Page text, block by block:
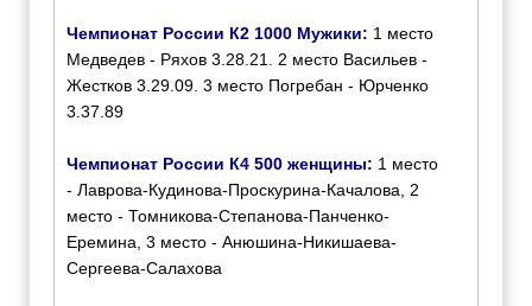
Чемпионат России К2 1000 Мужики: 1 место
Медведев - Ряхов 3.28.21. 2 место Васильев -
Жестков 3.29.09. 3 место Погребан - Юрченко
3.37.89
Чемпионат России К4 500 женщины: 1 место
- Лаврова-Кудинова-Проскурина-Качалова, 2
место - Томникова-Степанова-Панченко-
Еремина, 3 место - Анюшина-Никишаева-
Сергеева-Салахова